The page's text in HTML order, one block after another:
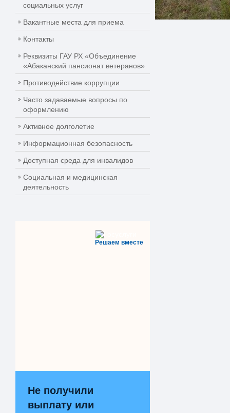
социальных услуг
Вакантные места для приема
Контакты
Реквизиты ГАУ РХ «Объединение
«Абаканский пансионат ветеранов»
Противодействие коррупции
Часто задаваемые вопросы по
оформлению
Активное долголетие
Информационная безопасность
Доступная среда для инвалидов
Социальная и медицинская
деятельность
Решаем вместе
Не получили
выплату или